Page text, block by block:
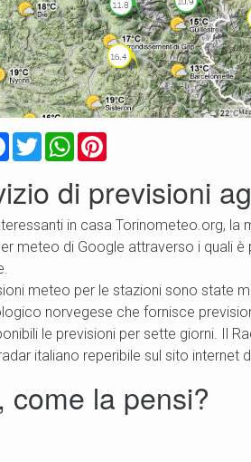
Facebook
TwitterWhatsApp
di previsioni
in casa Torinometeo.org,
meteo di Google attraverso i quali
meteo per le stazioni sono state
norvegese che fornisce
le previsioni per sette giorni. Il
italiano reperibile sul sito internet
come la pensi?